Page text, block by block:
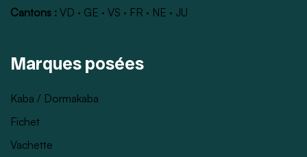
Cantons : VD · GE · VS · FR · NE · JU
Marques posées
Kaba / Dormakaba
Fichet
Vachette